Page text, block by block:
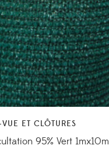
ET CLÔTURES
95% Vert 1mx10m